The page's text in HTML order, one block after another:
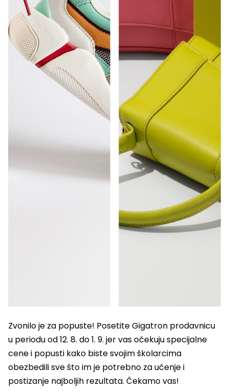
Zvonilo je za popuste! Posetite Gigatron prodavnicu
u periodu od 12. 8. do 1. 9. jer vas očekuju specijalne
cene i popusti kako biste svojim školarcima
obezbedili sve što im je potrebno za učenje i
postizanje najboljih rezultata. Čekamo vas!